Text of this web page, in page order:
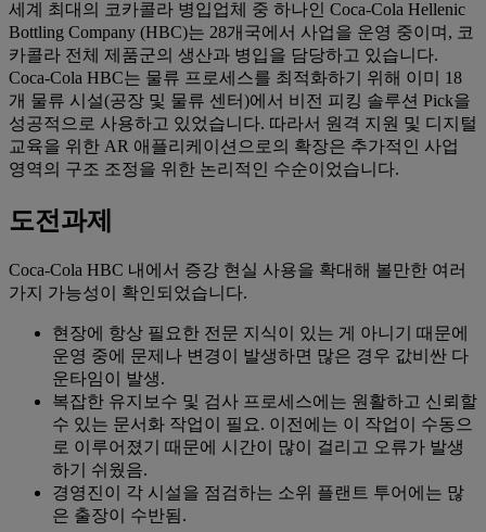
세계 최대의 코카콜라 병입업체 중 하나인 Coca-Cola Hellenic
Bottling Company (HBC)는 28개국에서 사업을 운영 중이며, 코
카콜라 전체 제품군의 생산과 병입을 담당하고 있습니다.
Coca-Cola HBC는 물류 프로세스를 최적화하기 위해 이미 18
개 물류 시설(공장 및 물류 센터)에서 비전 피킹 솔루션 Pick을
성공적으로 사용하고 있었습니다. 따라서 원격 지원 및 디지털
교육을 위한 AR 애플리케이션으로의 확장은 추가적인 사업
영역의 구조 조정을 위한 논리적인 수순이었습니다.
도전과제
Coca-Cola HBC 내에서 증강 현실 사용을 확대해 볼만한 여러
가지 가능성이 확인되었습니다.
현장에 항상 필요한 전문 지식이 있는 게 아니기 때문에
운영 중에 문제나 변경이 발생하면 많은 경우 값비싼 다
운타임이 발생.
‌복잡한 유지보수 및 검사 프로세스에는 원활하고 신뢰할
수 있는 문서화 작업이 필요. 이전에는 이 작업이 수동으
로 이루어졌기 때문에 시간이 많이 걸리고 오류가 발생
하기 쉬웠음.
경영진이 각 시설을 점검하는 소위 플랜트 투어에는 많
은 출장이 수반됨.